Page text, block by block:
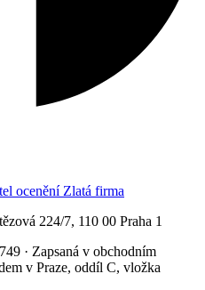
ocenění Zlatá firma
224/7, 110 00 Praha 1
· Zapsaná v obchodním
v Praze, oddíl C, vložka